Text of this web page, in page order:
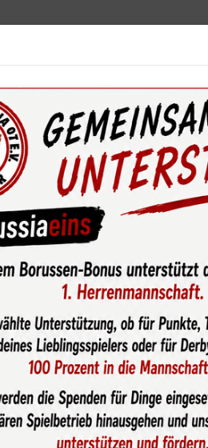
News & Media Service
Fußball Junioren Mannschaften
der TSG Hoffenheim